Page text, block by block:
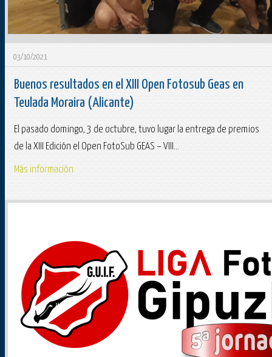
03/10/2021
Buenos resultados en el XIII Open Fotosub Geas en
Teulada Moraira (Alicante)
El pasado domingo, 3 de octubre, tuvo lugar la entrega de premios
de la XIII Edición el Open FotoSub GEAS – VIII...
Más información